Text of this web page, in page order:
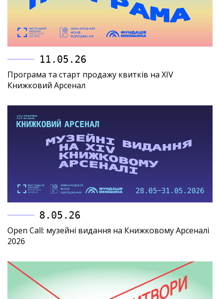
11.05.26
Програма та старт продажу квитків на XIV
Книжковий Арсенал
8.05.26
Open Call: музейні видання на Книжковому Арсеналі
2026